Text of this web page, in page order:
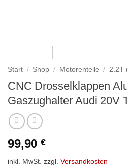
Start / Shop / Motorenteile / 2.2T
CNC Drosselklappen
Gaszughalter Audi 20V
99,90 €
inkl. MwSt. zzgl. Versandkosten